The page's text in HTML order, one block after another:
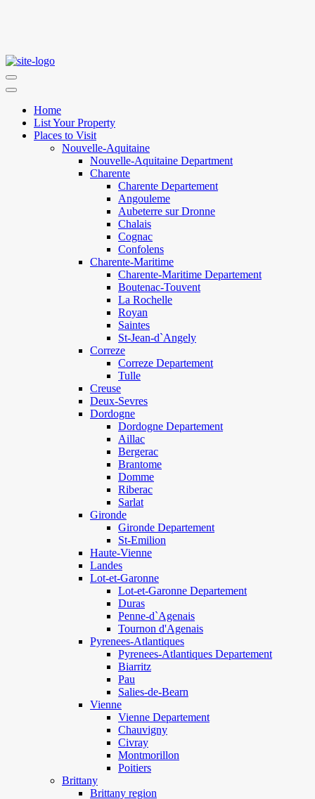
Home
List Your Property
Places to Visit
Nouvelle-Aquitaine
Nouvelle-Aquitaine Department
Charente
Charente Departement
Angouleme
Aubeterre sur Dronne
Chalais
Cognac
Confolens
Charente-Maritime
Charente-Maritime Departement
Boutenac-Touvent
La Rochelle
Royan
Saintes
St-Jean-d`Angely
Correze
Correze Departement
Tulle
Creuse
Deux-Sevres
Dordogne
Dordogne Departement
Aillac
Bergerac
Brantome
Domme
Riberac
Sarlat
Gironde
Gironde Departement
St-Emilion
Haute-Vienne
Landes
Lot-et-Garonne
Lot-et-Garonne Departement
Duras
Penne-d`Agenais
Tournon d'Agenais
Pyrenees-Atlantiques
Pyrenees-Atlantiques Departement
Biarritz
Pau
Salies-de-Bearn
Vienne
Vienne Departement
Chauvigny
Civray
Montmorillon
Poitiers
Brittany
Brittany region